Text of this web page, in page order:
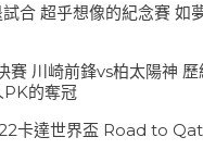
合 超乎想像的紀念賽 如
賽 川崎前鋒vs柏太陽神
PK的奪冠
卡達世界盃 Road to